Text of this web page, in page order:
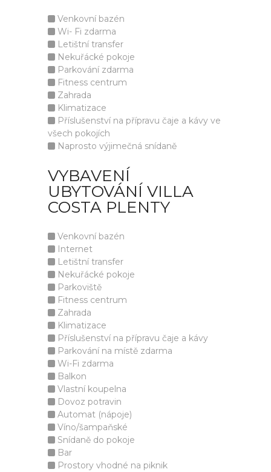
Venkovní bazén
Wi- Fi zdarma
Letištní transfer
Nekuřácké pokoje
Parkování zdarma
Fitness centrum
Zahrada
Klimatizace
Příslušenství na přípravu čaje a kávy ve
všech pokojích
Naprosto výjimečná snídaně
VYBAVENÍ
UBYTOVÁNÍ VILLA
COSTA PLENTY
Venkovní bazén
Internet
Letištní transfer
Nekuřácké pokoje
Parkoviště
Fitness centrum
Zahrada
Klimatizace
Příslušenství na přípravu čaje a kávy
Parkování na místě zdarma
Wi-Fi zdarma
Balkon
Vlastní koupelna
Dovoz potravin
Automat (nápoje)
Víno/šampaňské
Snídaně do pokoje
Bar
Prostory vhodné na piknik